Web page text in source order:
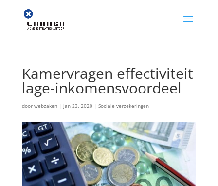
Kamervragen effectiviteit
lage-inkomensvoordeel
door webzaken| jan 23, 2020| Sociale verzekeringen